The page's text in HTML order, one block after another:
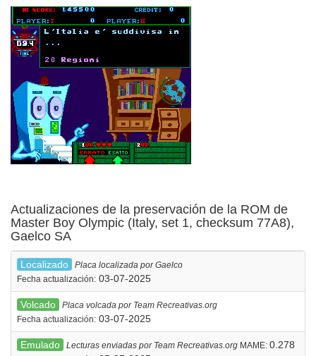
Actualizaciones de la preservación de la ROM de
Master Boy Olympic (Italy, set 1, checksum 77A8),
Gaelco SA
Localizado
Placa localizada por Gaelco
Fecha actualización: 03-07-2025
Volcado
Placa volcada por Team Recreativas.org
Fecha actualización: 03-07-2025
Emulado Lecturas enviadas por Team Recreativas.org MAME: 0.278